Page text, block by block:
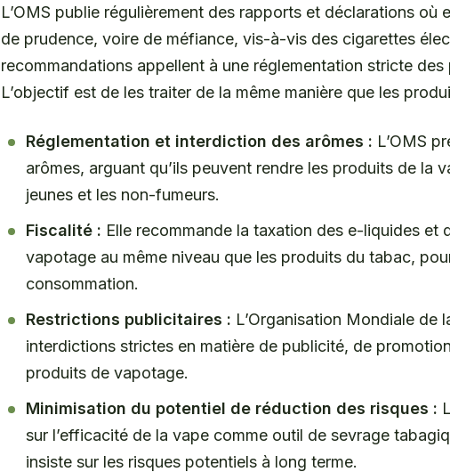
L’OMS publie régulièrement des rapports et déclarations où
de prudence, voire de méfiance, vis-à-vis des cigarettes
recommandations appellent à une réglementation stricte
L’objectif est de les traiter de la même manière que les
Réglementation et interdiction des arômes : L’OMS
arômes, arguant qu’ils peuvent rendre les produits de la
jeunes et les non-fumeurs.
Fiscalité : Elle recommande la taxation des e-liquides et
vapotage au même niveau que les produits du tabac,
consommation.
Restrictions publicitaires : L’Organisation Mondiale de
interdictions strictes en matière de publicité, de
produits de vapotage.
Minimisation du potentiel de réduction des risques :
sur l’efficacité de la vape comme outil de sevrage
insiste sur les risques potentiels à long terme.